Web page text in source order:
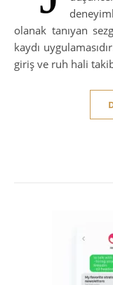
olanak tanıyan
kaydı
giriş ve ruh hali